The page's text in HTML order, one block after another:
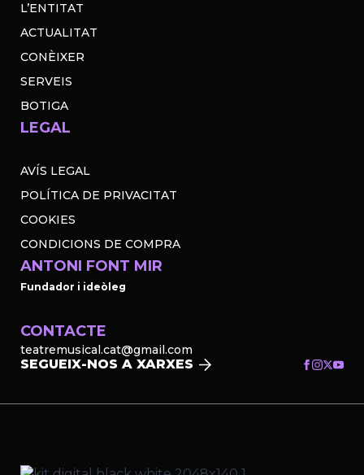
L’ENTITAT
ACTUALITAT
CONÈIXER
SERVEIS
BOTIGA
LEGAL
AVÍS LEGAL
POLÍTICA DE PRIVACITAT
COOKIES
CONDICIONS DE COMPRA
ANTONI FONT MIR
Fundador i ideòleg
CONTACTE
teatremusical.cat@gmail.com
SEGUEIX-NOS A XARXES